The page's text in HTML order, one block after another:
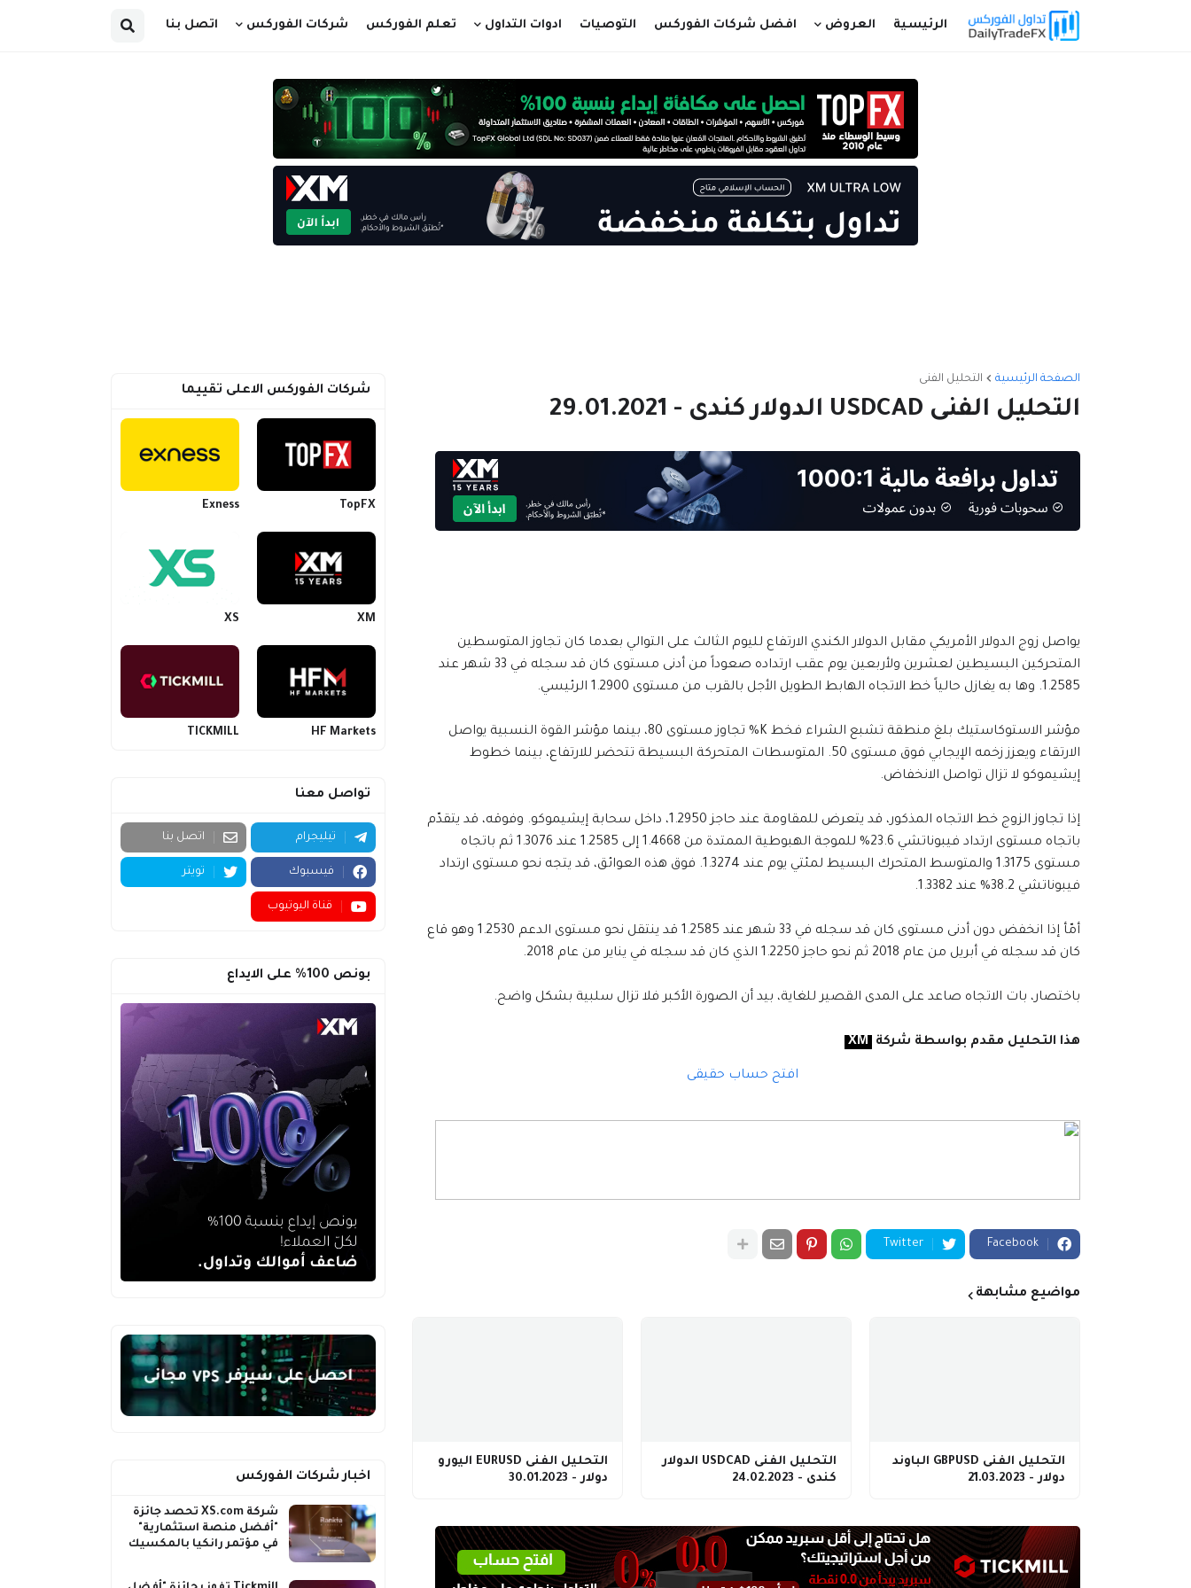
الرئيسية العروض افضل شركات الفوركس التوصيات ادوات التداول تعلم الفوركس شركات الفوركس اتصل بنا
الصفحة الرئيسية التحليل الفنى
التحليل الفنى USDCAD الدولار كندى - 29.01.2021
يواصل زوج الدولار الأمريكي مقابل الدولار الكندي الارتفاع لليوم الثالث على التوالي بعدما كان تجاوز المتوسطين
المتحركين البسيطين لعشرين ولأربعين يوم عقب ارتداده صعوداً من أدنى مستوى كان قد سجله في 33 شهر عند
1.2585. وها به يغازل حالياً خط الاتجاه الهابط الطويل الأجل بالقرب من مستوى 1.2900 الرئيسي.
مؤشر الاستوكاستيك بلغ منطقة تشبع الشراء فخط K% تجاوز مستوى 80، بينما مؤشر القوة النسبية يواصل
الارتقاء ويعزز زخمه الإيجابي فوق مستوى 50. المتوسطات المتحركة البسيطة تتحضر للارتفاع، بينما خطوط
إيشيموكو لا تزال تواصل الانخفاض.
إذا تجاوز الزوج خط الاتجاه المذكور، قد يتعرض للمقاومة عند حاجز 1.2950، داخل سحابة إيشيموكو. وفوقه، قد يتقدّم
باتجاه مستوى ارتداد فيبوناتشي 23.6% للموجة الهبوطية الممتدة من 1.4668 إلى 1.2585 عند 1.3076 ثم باتجاه
مستوى 1.3175 والمتوسط المتحرك البسيط لمئتي يوم عند 1.3274. فوق هذه العوائق، قد يتجه نحو مستوى ارتداد
فيبوناتشي 38.2% عند 1.3382.
أمّأ إذا انخفض دون أدنى مستوى كان قد سجله في 33 شهر عند 1.2585 قد ينتقل نحو مستوى الدعم 1.2530 وهو قاع
كان قد سجله في أبريل من عام 2018 ثم نحو حاجز 1.2250 الذي كان قد سجله في يناير من عام 2018.
باختصار، بات الاتجاه صاعد على المدى القصير للغاية، بيد أن الصورة الأكبر فلا تزال سلبية بشكل واضح.
هذا التحليل مقدم بواسطة شركة
افتح حساب حقيقى
Facebook
Twitter
مواضيع مشابهة
التحليل الفنى GBPUSD الباوند
دولار - 21.03.2023
التحليل الفنى USDCAD الدولار
كندى - 24.02.2023
التحليل الفنى EURUSD اليورو
دولار - 30.01.2023
شركات الفوركس الاعلى تقييما
TopFX
Exness
XM
XS
HF Markets
TICKMILL
تواصل معنا
تيليجرام اتصل بنا
فيسبوك تويتر
قناة اليوتيوب
بونص 100% على الايداع
اخبار شركات الفوركس
شركة XS.com تحصد جائزة
"أفضل منصة استثمارية"
في مؤتمر رانكيا بالمكسيك